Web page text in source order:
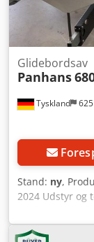
Tyskland
Glidebordsav
Panhans
Stand: ny,
2024 Udstyr og
geringssavning